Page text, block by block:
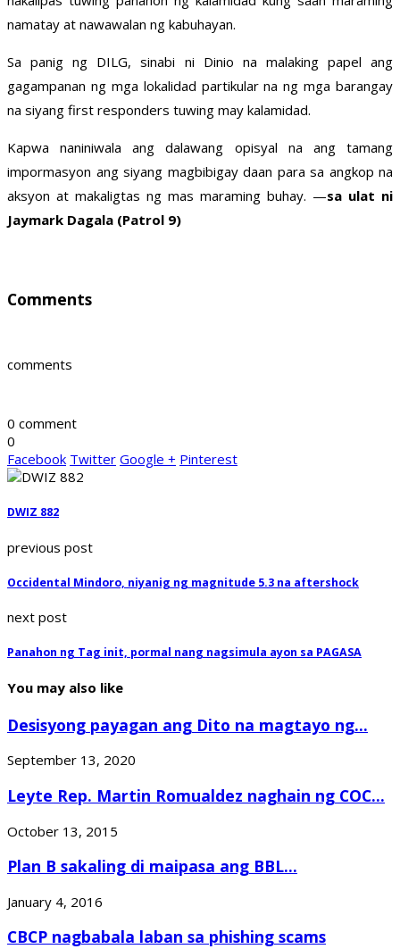
namatay at nawawalan ng kabuhayan.
Sa panig ng DILG, sinabi ni Dinio na malaking papel ang
gagampanan ng mga lokalidad partikular na ng mga barangay
na siyang first responders tuwing may kalamidad.
Kapwa naniniwala ang dalawang opisyal na ang tamang
impormasyon ang siyang magbibigay daan para sa angkop na
aksyon at makaligtas ng mas maraming buhay. —sa ulat ni
Jaymark Dagala (Patrol 9)
Comments
comments
0 comment
0
Facebook Twitter Google + Pinterest
DWIZ 882
previous post
Occidental Mindoro, niyanig ng magnitude 5.3 na aftershock
next post
Panahon ng Tag init, pormal nang nagsimula ayon sa PAGASA
You may also like
Desisyong payagan ang Dito na magtayo ng...
September 13, 2020
Leyte Rep. Martin Romualdez naghain ng COC...
October 13, 2015
Plan B sakaling di maipasa ang BBL...
January 4, 2016
CBCP nagbabala laban sa phishing scams